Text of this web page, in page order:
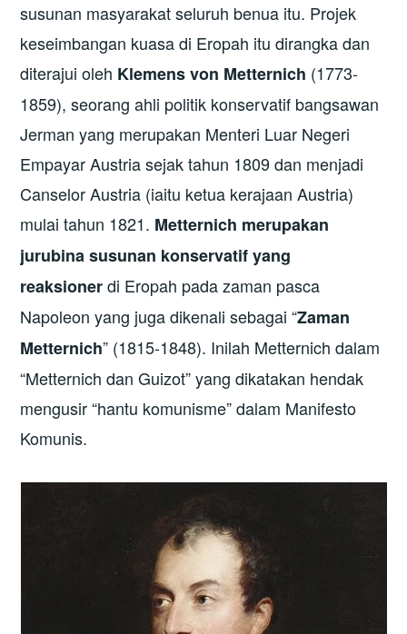
susunan masyarakat seluruh benua itu. Projek
keseimbangan kuasa di Eropah itu dirangka dan
diterajui oleh Klemens von Metternich (1773-
1859), seorang ahli politik konservatif bangsawan
Jerman yang merupakan Menteri Luar Negeri
Empayar Austria sejak tahun 1809 dan menjadi
Canselor Austria (iaitu ketua kerajaan Austria)
mulai tahun 1821. Metternich merupakan
jurubina susunan konservatif yang
reaksionerdi Eropah pada zaman pasca
Napoleon yang juga dikenali sebagai “Zaman
Metternich” (1815-1848). Inilah Metternich dalam
“Metternich dan Guizot” yang dikatakan hendak
mengusir “hantu komunisme” dalam Manifesto
Komunis.